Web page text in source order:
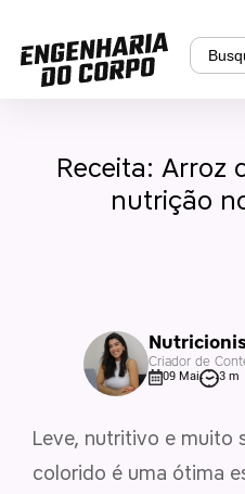
Receita: Arroz
nutrição
Criador de
09 Mai 3 m
Leve, nutritivo e muito
colorido é uma ótima